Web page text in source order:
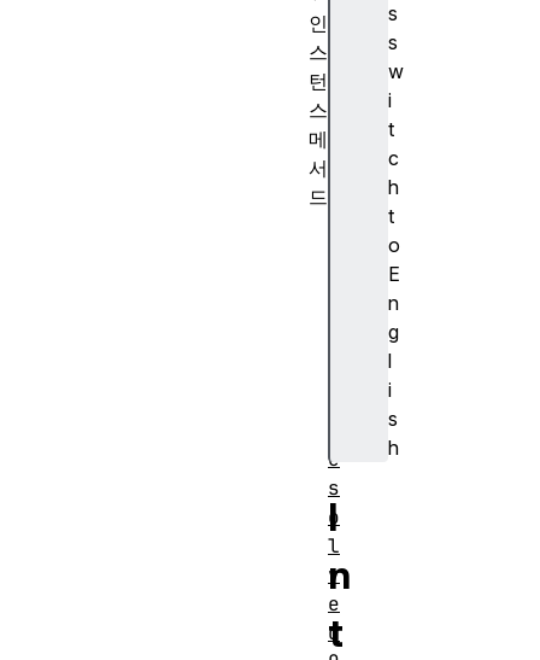
s
s
w
i
t
c
h
t
o
E
n
g
l
i
s
h
I
n
t
인
스
턴
스
메
서
드
e
s
o
l
v
e
d